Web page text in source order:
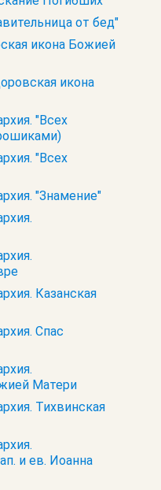
от бед"
икона Божией
икона
"Всех
"Всех
"Знамение"
Казанская
Спас
Матери
Тихвинская
и ев. Иоанна